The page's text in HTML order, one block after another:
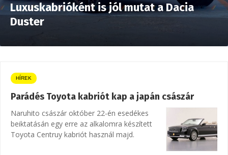
Luxuskabrióként is jól mutat a Dacia
Duster
HÍREK
Parádés Toyota kabriót kap a japán császár
Naruhito császár október 22-én esedékes
beiktatásán egy erre az alkalomra készített
Toyota Centruy kabriót használ majd.